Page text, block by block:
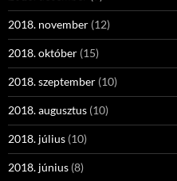
2018. november (12)
2018. október (15)
2018. szeptember (10)
2018. augusztus (10)
2018. július (10)
2018. június (8)